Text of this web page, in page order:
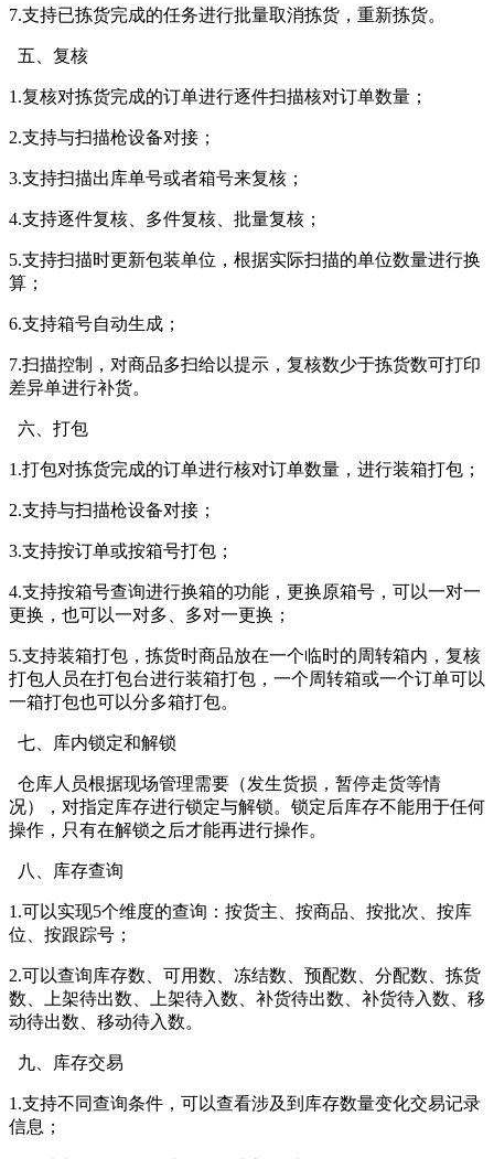
7.支持已拣货完成的任务进行批量取消拣货，重新拣货。
五、复核
1.复核对拣货完成的订单进行逐件扫描核对订单数量；
2.支持与扫描枪设备对接；
3.支持扫描出库单号或者箱号来复核；
4.支持逐件复核、多件复核、批量复核；
5.支持扫描时更新包装单位，根据实际扫描的单位数量进行换
算；
6.支持箱号自动生成；
7.扫描控制，对商品多扫给以提示，复核数少于拣货数可打印
差异单进行补货。
六、打包
1.打包对拣货完成的订单进行核对订单数量，进行装箱打包；
2.支持与扫描枪设备对接；
3.支持按订单或按箱号打包；
4.支持按箱号查询进行换箱的功能，更换原箱号，可以一对一
更换，也可以一对多、多对一更换；
5.支持装箱打包，拣货时商品放在一个临时的周转箱内，复核
打包人员在打包台进行装箱打包，一个周转箱或一个订单可以
一箱打包也可以分多箱打包。
七、库内锁定和解锁
仓库人员根据现场管理需要（发生货损，暂停走货等情
况），对指定库存进行锁定与解锁。锁定后库存不能用于任何
操作，只有在解锁之后才能再进行操作。
八、库存查询
1.可以实现5个维度的查询：按货主、按商品、按批次、按库
位、按跟踪号；
2.可以查询库存数、可用数、冻结数、预配数、分配数、拣货
数、上架待出数、上架待入数、补货待出数、补货待入数、移
动待出数、移动待入数。
九、库存交易
1.支持不同查询条件，可以查看涉及到库存数量变化交易记录
信息；